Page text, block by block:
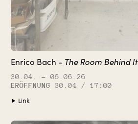
Enrico Bach - The Room Behind It
30.04.
– 06.06.26
ERÖFFNUNG
30.04 / 17:00
Link